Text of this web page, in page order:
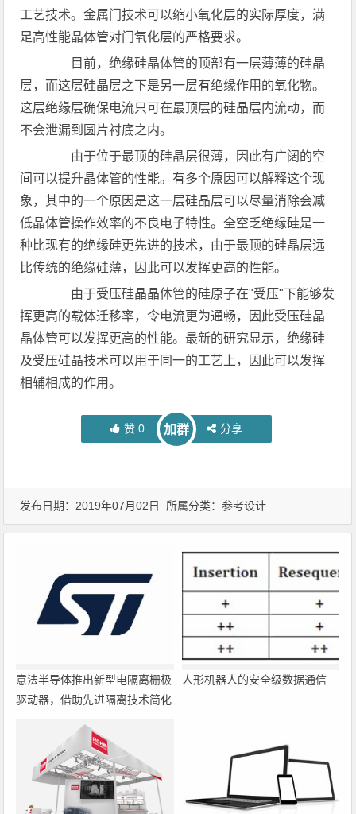
工艺技术。金属门技术可以缩小氧化层的实际厚度，满
足高性能晶体管对门氧化层的严格要求。
目前，绝缘硅晶体管的顶部有一层薄薄的硅晶
层，而这层硅晶层之下是另一层有绝缘作用的氧化物。
这层绝缘层确保电流只可在最顶层的硅晶层内流动，而
不会泄漏到圆片衬底之内。
由于位于最顶的硅晶层很薄，因此有广阔的空
间可以提升晶体管的性能。有多个原因可以解释这个现
象，其中的一个原因是这一层硅晶层可以尽量消除会减
低晶体管操作效率的不良电子特性。全空乏绝缘硅是一
种比现有的绝缘硅更先进的技术，由于最顶的硅晶层远
比传统的绝缘硅薄，因此可以发挥更高的性能。
由于受压硅晶晶体管的硅原子在"受压"下能够发
挥更高的载体迁移率，令电流更为通畅，因此受压硅晶
晶体管可以发挥更高的性能。最新的研究显示，绝缘硅
及受压硅晶技术可以用于同一的工艺上，因此可以发挥
相辅相成的作用。
赞 0 加群 分享
发布日期：2019年07月02日 所属分类：参考设计
意法半导体推出新型电隔离栅极
驱动器，借助先进隔离技术简化
人形机器人的安全级数据通信